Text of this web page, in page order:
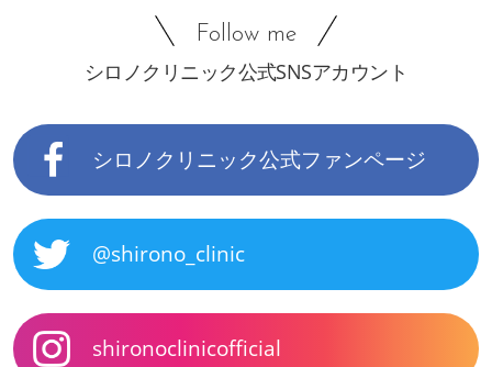
Follow me
シロノクリニック公式SNSアカウント
シロノクリニック公式ファンページ
@shirono_clinic
shironoclinicofficial